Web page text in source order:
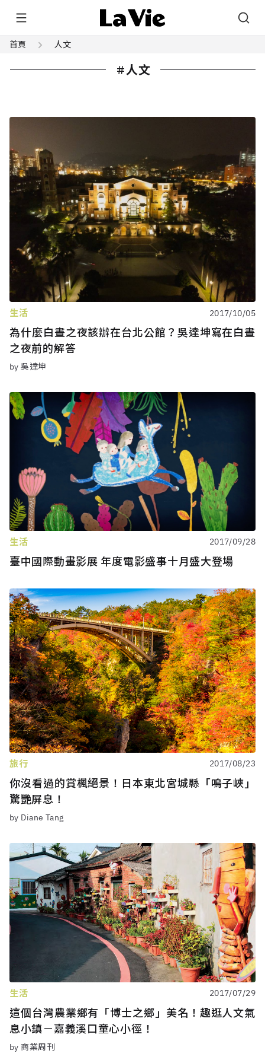
首頁 人文
人文
生活 2017/10/05
為什麼白晝之夜該辦在台北公館？吳達坤寫在白晝
之夜前的解答
by 吳達坤
生活 2017/09/28
臺中國際動畫影展 年度電影盛事十月盛大登場
旅行 2017/08/23
你沒看過的賞楓絕景！日本東北宮城縣「鳴子峽」
驚艷屏息！
by Diane Tang
生活 2017/07/29
這個台灣農業鄉有「博士之鄉」美名！趣逛人文氣
息小鎮－嘉義溪口童心小徑！
by 商業周刊